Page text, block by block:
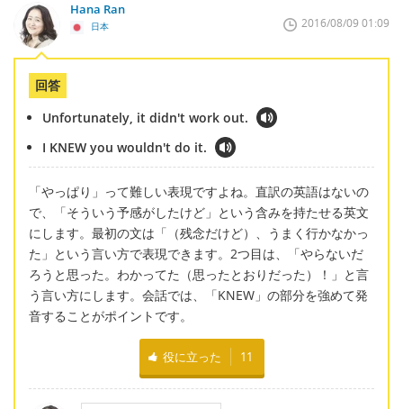
Hana Ran
日本 2016/08/09 01:09
回答
Unfortunately, it didn't work out.
I KNEW you wouldn't do it.
「やっぱり」って難しい表現ですよね。直訳の英語はないの
で、「そういう予感がしたけど」という含みを持たせる英文
にします。最初の文は「（残念だけど）、うまく行かなかっ
た」という言い方で表現できます。2つ目は、「やらないだ
ろうと思った。わかってた（思ったとおりだった）！」と言
う言い方にします。会話では、「KNEW」の部分を強めて発
音することがポイントです。
役に立った 11